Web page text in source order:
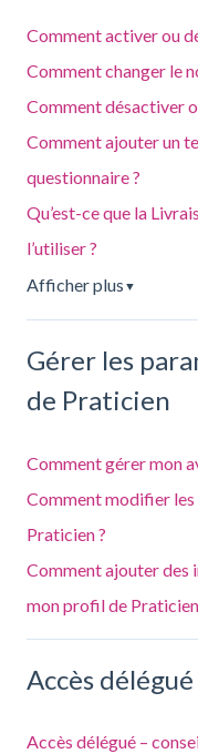
Comment activer ou
Comment changer le
Comment désactiver
Comment ajouter un
questionnaire ?
Qu’est-ce que la
l’utiliser ?
Afficher plus ▼
Gérer les
de Praticien
Comment gérer mon
Comment modifier
Praticien ?
Comment ajouter des
mon profil de
Accès délégué
Accès délégué –